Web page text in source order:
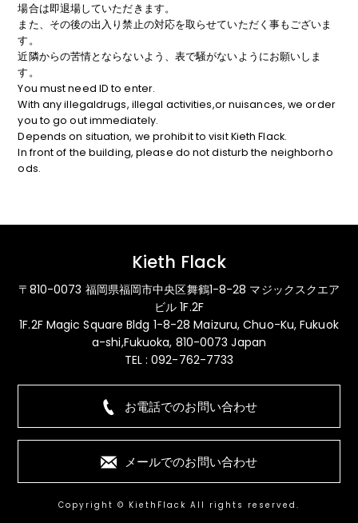
場合は即退場していただきます。
また、その後の出入り禁止の対応を取らせていただく事もございま
す。
近隣からの苦情とならないよう、表で騒がないようにお願いしま
す。
You must need ID to enter.
With any illegaldrugs, illegal activities,or nuisances, we order
you to go out immediately.
Depends on situation, we prohibit to visit Kieth Flack.
In front of the building, please do not disturb the neighborho
ods.
Kieth Flack
〒810-0073 福岡県福岡市中央区舞鶴1-8-28 マジックスクエア
ビル 1F.2F
1F.2F Magic Square Bldg 1-8-28 Maizuru, Chuo-Ku, Fukuok
a-shi,Fukuoka, 810-0073 Japan
TEL : 092-762-7733
お電話でのお問い合わせ
メールでのお問い合わせ
Copyright © KiethFlack All rights reserved.